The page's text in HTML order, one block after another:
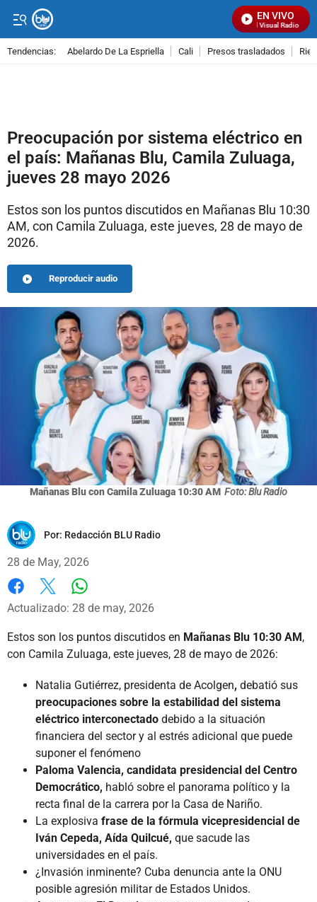
EN VIVO
Señal Visual Radio
Tendencias: Abelardo De La Espriella Cali Presos trasladados
Preocupación por sistema eléctrico en
el país: Mañanas Blu, Camila Zuluaga,
jueves 28 mayo 2026
Estos son los puntos discutidos en Mañanas Blu 10:30
AM, con Camila Zuluaga, este jueves, 28 de mayo de
2026.
Reproducir audio
Mañanas Blu con Camila Zuluaga 10:30 AM Foto: Blu Radio
Por: Redacción BLU Radio
28 de May, 2026
Facebook
X
Actualizado: 28 de may, 2026
Estos son los puntos discutidos en Mañanas Blu 10:30 AM,
con Camila Zuluaga, este jueves, 28 de mayo de 2026:
Natalia Gutiérrez, presidenta de Acolgen, debatió sus
preocupaciones sobre la estabilidad del sistema
eléctrico interconectado debido a la situación
financiera del sector y al estrés adicional que puede
suponer el fenómeno
Paloma Valencia, candidata presidencial del Centro
Democrático, habló sobre el panorama político y la
recta final de la carrera por la Casa de Nariño.
La explosiva frase de la fórmula vicepresidencial de
Iván Cepeda, Aída Quilcué, que sacude las
universidades en el país.
¿Invasión inminente? Cuba denuncia ante la ONU
posible agresión militar de Estados Unidos.